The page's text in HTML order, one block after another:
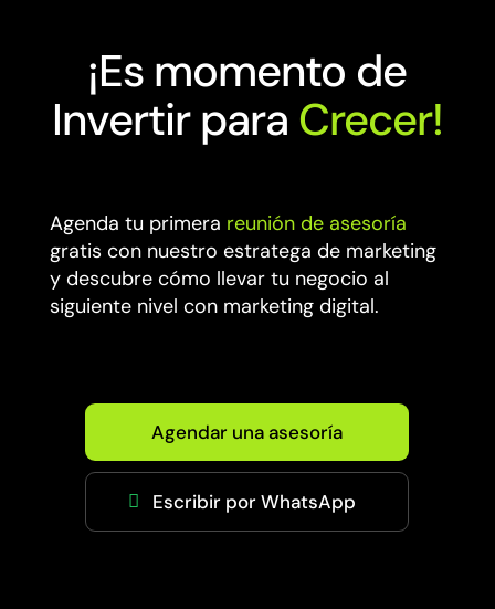
¡Es momento de
Invertir para Crecer!
Agenda tu primera reunión de asesoría
gratis con nuestro estratega de marketing
y descubre cómo llevar tu negocio al
siguiente nivel con marketing digital.
Agendar una asesoría
Escribir por WhatsApp